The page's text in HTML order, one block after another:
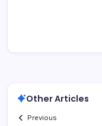
Other Articles
Previous